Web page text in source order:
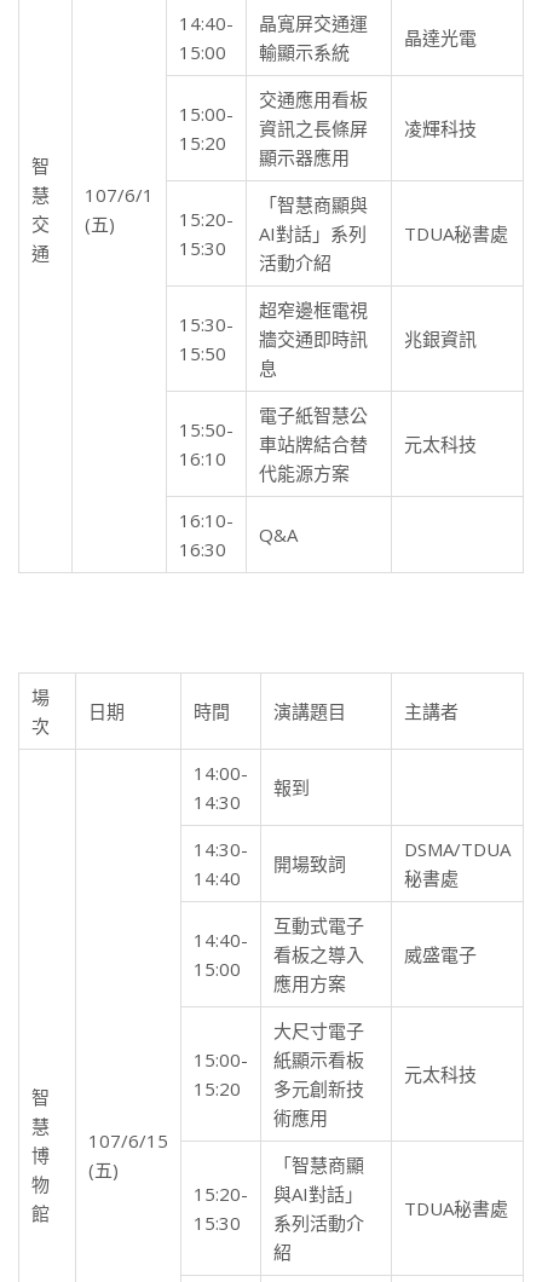
智
慧
交
通
107/6/1
(五)
14:40-
15:00
晶寬屏交通運
輸顯示系統
晶達光電
15:00-
15:20
交通應用看板
資訊之長條屏
顯示器應用
凌輝科技
15:20-
15:30
「智慧商顯與
AI對話」系列
活動介紹
TDUA秘書處
15:30-
15:50
超窄邊框電視
牆交通即時訊
息
兆銀資訊
15:50-
16:10
電子紙智慧公
車站牌結合替
代能源方案
元太科技
16:10-
16:30
Q&A
場
次
日期 時間 演講題目 主講者
智
慧
博
物
館
107/6/15
(五)
14:00-
14:30
報到
14:30-
14:40
開場致詞
DSMA/TDUA
秘書處
14:40-
15:00
互動式電子
看板之導入
應用方案
威盛電子
15:00-
15:20
大尺寸電子
紙顯示看板
多元創新技
術應用
元太科技
15:20-
15:30
「智慧商顯
與AI對話」
系列活動介
紹
TDUA秘書處